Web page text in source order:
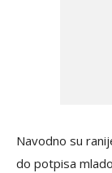
Navodno su
do potpisa